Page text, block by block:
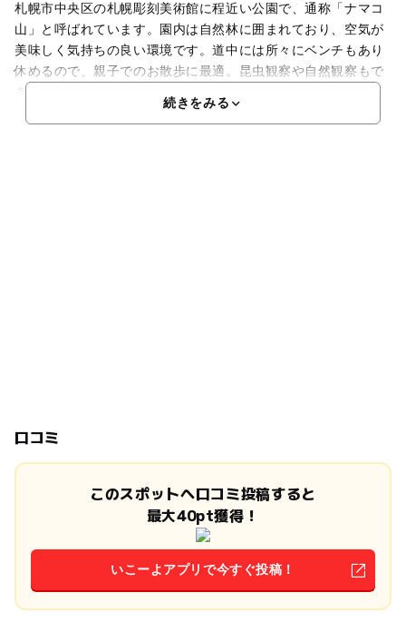
札幌市中央区の札幌彫刻美術館に程近い公園で、通称「ナマコ
山」と呼ばれています。園内は自然林に囲まれており、空気が
美味しく気持ちの良い環境です。道中には所々にベンチもあり
休めるので、親子でのお散歩に最適。昆虫観察や自然観察もで
続きをみる
口コミ
このスポットへ口コミ投稿すると
最大40pt獲得！
いこーよアプリで今すぐ投稿！